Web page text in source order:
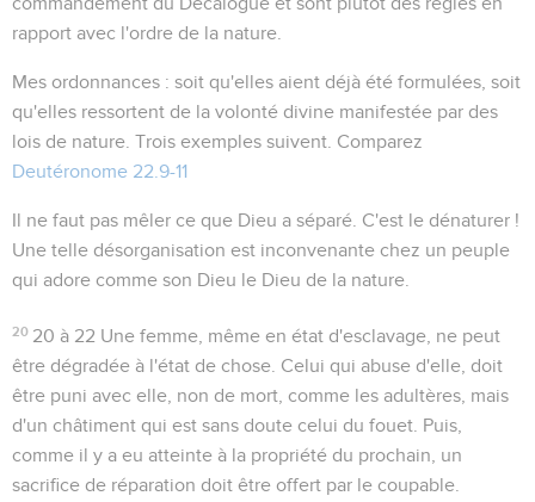
rapport avec l'ordre de la nature.
Mes ordonnances : soit qu'elles aient déjà été formulées, soit
qu'elles ressortent de la volonté divine manifestée par des
lois de nature. Trois exemples suivent. Comparez
Deutéronome 22.9-11
Il ne faut pas mêler ce que Dieu a séparé. C'est le dénaturer !
Une telle désorganisation est inconvenante chez un peuple
qui adore comme son Dieu le Dieu de la nature.
20 20 à 22 Une femme, même en état d'esclavage, ne peut
être dégradée à l'état de chose. Celui qui abuse d'elle, doit
être puni avec elle, non de mort, comme les adultères, mais
d'un châtiment qui est sans doute celui du fouet. Puis,
comme il y a eu atteinte à la propriété du prochain, un
sacrifice de réparation doit être offert par le coupable.